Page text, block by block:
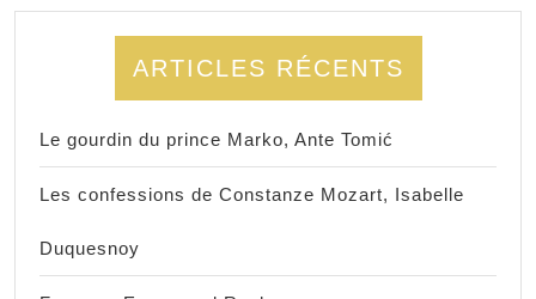
ARTICLES RÉCENTS
Le gourdin du prince Marko, Ante Tomić
Les confessions de Constanze Mozart, Isabelle
Duquesnoy